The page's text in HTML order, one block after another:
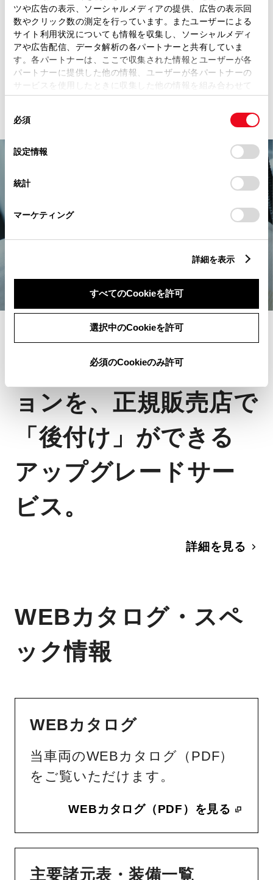
ツや広告の表示、ソーシャルメディアの提供、広告の表示回
数やクリック数の測定を行っています。またユーザーによる
サイト利用状況についても情報を収集し、ソーシャルメディ
アや広告配信、データ解析の各パートナーと共有していま
す。各パートナーは、ここで収集された情報とユーザーが各
パートナーに提供した他の情報、ユーザーが各パートナーの
サービスを使用したときに収集した他の情報を組み合わせて
使用することがあります。当ウェブサイトの使用を続行する
デバイスにすべてのCookie(クッキー)が保存されることに同
意したことになります。Cookie(クッキー)のオプトアウト、
設定の変更、同意を撤回したりするにあたっては、当社の
「Cookie（クッキー）情報の取り扱いについて
」をご覧くだ
必須
設定情報
統計
マーケティング
詳細を表示
すべてのCookieを許可
選択中のCookieを許可
必須のCookieのみ許可
もっと個性が欲しい
アナタに。
詳細を見る
アップグレード
トヨタの純正オプシ
ョンを、正規販売店で
「後付け」ができる
アップグレードサー
ビス。
詳細を見る
WEBカタログ・スペ
ック情報
WEBカタログ
当車両のWEBカタログ（PDF）
をご覧いただけます。
WEBカタログ（PDF）を見る
主要諸元表・装備一覧